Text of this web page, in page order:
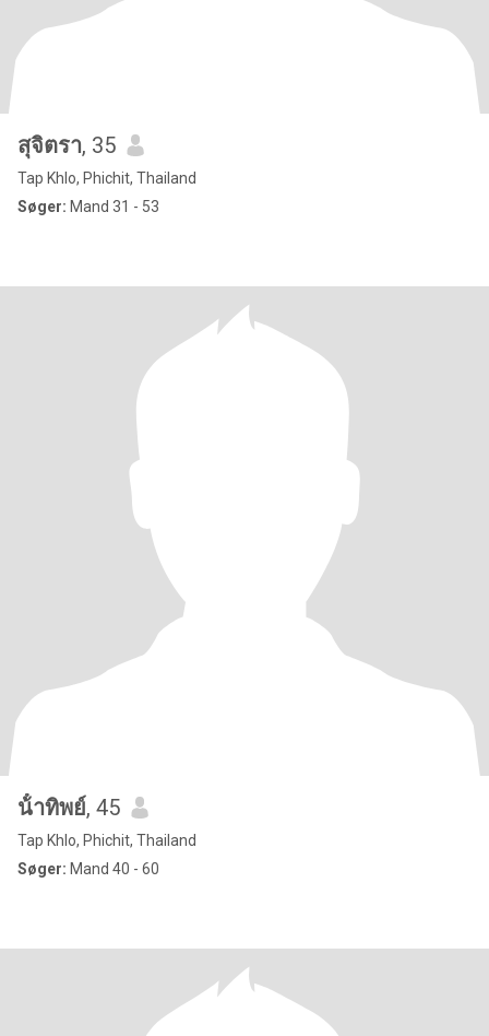
สุจิตรา, 35
Tap Khlo, Phichit, Thailand
Søger: Mand 31 - 53
น้ําทิพย์, 45
Tap Khlo, Phichit, Thailand
Søger: Mand 40 - 60